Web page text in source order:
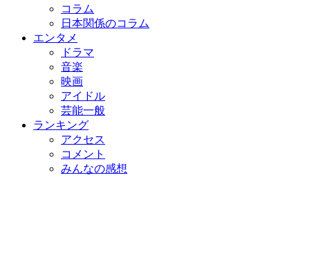
コラム
日本関係のコラム
エンタメ
ドラマ
音楽
映画
アイドル
芸能一般
ランキング
アクセス
コメント
みんなの感想